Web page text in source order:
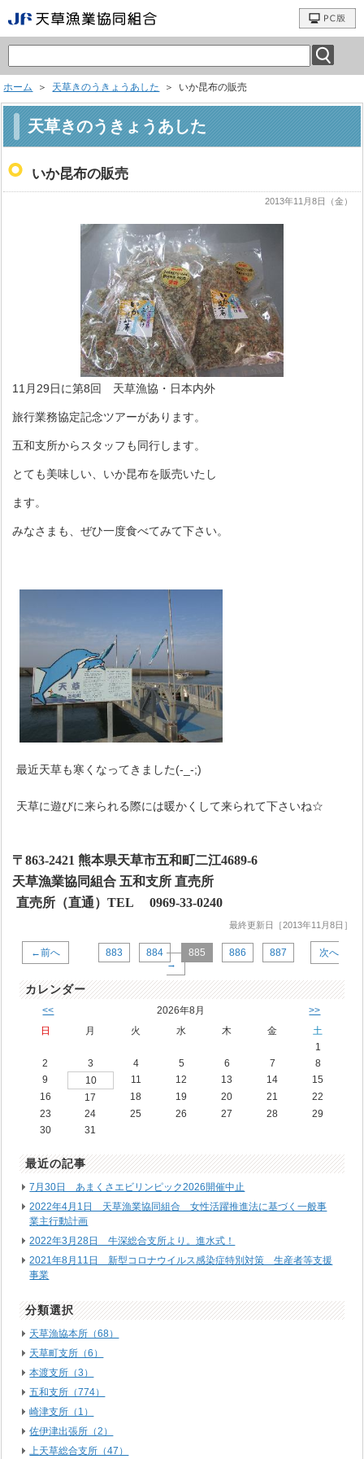
ホーム ＞ 天草きのうきょうあした ＞ いか昆布の販売
天草きのうきょうあした
いか昆布の販売
2013年11月8日（金）
11月29日に第8回 天草漁協・日本内外
旅行業務協定記念ツアーがあります。
五和支所からスタッフも同行します。
とても美味しい、いか昆布を販売いたし
ます。
みなさまも、ぜひ一度食べてみて下さい。
最近天草も寒くなってきました(-_-;)
天草に遊びに来られる際には暖かくして来られて下さいね☆
〒863-2421熊本県天草市五和町二江4689-6
天草漁業協同組合 五和支所 直売所
直売所（直通）TEL 0969-33-0240
最終更新日［2013年11月8日］
←前へ 883 884 885 886 887
次へ
→
カレンダー
<< 2026年8月 >>
日 月 火 水 木 金
土
1
2
3 4 5 6 7
8
9
10 11 12 13 14
15
16
17 18 19 20 21
22
23
24 25 26 27 28
29
30
31
最近の記事
7月30日 あまくさエビリンピック2026開催中止
2022年4月1日 天草漁業協同組合 女性活躍推進法に基づく一般事
業主行動計画
2022年3月28日 牛深総合支所より。進水式！
2021年8月11日 新型コロナウイルス感染症特別対策 生産者等支援
事業
分類選択
天草漁協本所（68）
天草町支所（6）
本渡支所（3）
五和支所（774）
崎津支所（1）
佐伊津出張所（2）
上天草総合支所（47）